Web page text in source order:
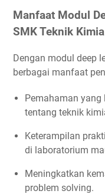
Manfaat Modul
SMK Teknik
Dengan modul deep
berbagai manfaat
Pemahaman
tentang teknik
Keterampilan
di laboratorium
Meningkatkan
problem solving.